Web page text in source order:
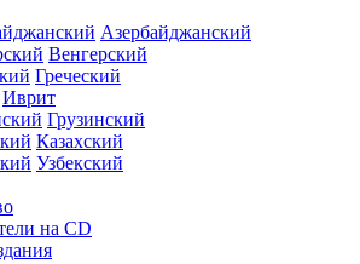
Азербайджанский
Венгерский
Греческий
Иврит
Грузинский
Казахский
Узбекский
на CD